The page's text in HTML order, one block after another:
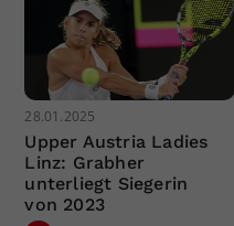
28.01.2025
Upper Austria Ladies
Linz: Grabher
unterliegt Siegerin
von 2023